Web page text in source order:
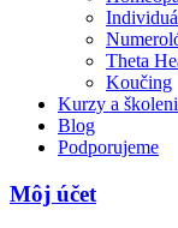
Theta
Koučing
Kurzy a
Blog
Podporujeme
Môj účet